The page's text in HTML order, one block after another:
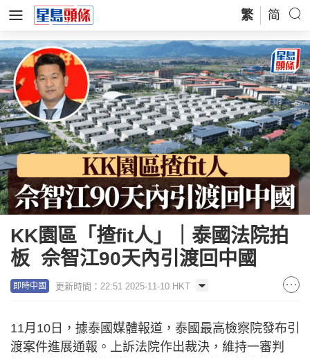
繁 简
KK園區「揸fit人」｜泰國法院拍
板 佘智江90天內引渡回中國
即時中國 更新時間：22:51 2025-11-10 HKT
11月10日，據泰國媒體報道，泰國最高檢察院發布引
渡案件進展通報。上訴法院作出裁決，維持一審判